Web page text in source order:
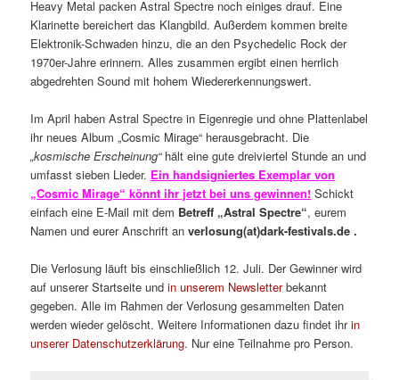
Heavy Metal packen Astral Spectre noch einiges drauf. Eine
Klarinette bereichert das Klangbild. Außerdem kommen breite
Elektronik-Schwaden hinzu, die an den Psychedelic Rock der
1970er-Jahre erinnern. Alles zusammen ergibt einen herrlich
abgedrehten Sound mit hohem Wiedererkennungswert.
Im April haben Astral Spectre in Eigenregie und ohne Plattenlabel
ihr neues Album „Cosmic Mirage“ herausgebracht. Die
„kosmische Erscheinung“hält eine gute dreiviertel Stunde an und
umfasst sieben Lieder. Ein handsigniertes Exemplar von
„Cosmic Mirage“ könnt ihr jetzt bei uns gewinnen! Schickt
einfach eine E-Mail mit dem Betreff „Astral Spectre“, eurem
Namen und eurer Anschrift anverlosung(at)dark-festivals.de .
Die Verlosung läuft bis einschließlich 12. Juli. Der Gewinner wird
auf unserer Startseite undin unserem Newsletterbekannt
gegeben. Alle im Rahmen der Verlosung gesammelten Daten
werden wieder gelöscht. Weitere Informationen dazu findet ihrin
unserer Datenschutzerklärung. Nur eine Teilnahme pro Person.